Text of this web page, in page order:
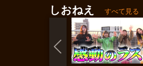
しおねえ すべて見る